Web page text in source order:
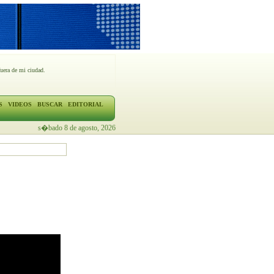
de mi ciudad.
VIDEOS BUSCAR
EDITORIAL
s�bado 8 de agosto, 2026